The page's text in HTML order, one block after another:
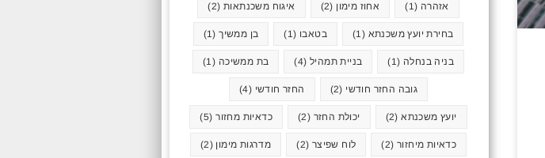
אזהרה (1) אחוז מימון (2) איגוח משכנתאות (2)
בחירת יועץ משכנתא (1) בטאבו (1) בן ממשיך(1)
בניה בנחלה (1) בניית תמהיל (4) בת ממשיכה (1)
גובה החזר חודשי (2) החזר חודשי (4)
יועץ משכנתא(2) יכולת החזר (2) כדאיות מחזור(5)
כדאיות מיחזור(2) לוח שפיצר (2) מדרגות מימון (2)